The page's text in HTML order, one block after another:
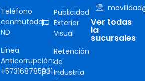
Teléfono
conmutador:
ND
Línea
Anticorrupción:
+573168785931
Publicidad
Exterior
Visual
Retención
de
Industría
Ver todas
la
sucursales